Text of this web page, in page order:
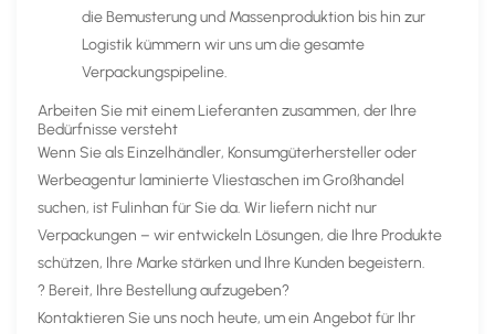
die Bemusterung und Massenproduktion bis hin zur
Logistik kümmern wir uns um die gesamte
Verpackungspipeline.
Arbeiten Sie mit einem Lieferanten zusammen, der Ihre
Bedürfnisse versteht
Wenn Sie als Einzelhändler, Konsumgüterhersteller oder
Werbeagentur laminierte Vliestaschen im Großhandel
suchen, ist Fulinhan für Sie da. Wir liefern nicht nur
Verpackungen – wir entwickeln Lösungen, die Ihre Produkte
schützen, Ihre Marke stärken und Ihre Kunden begeistern.
? Bereit, Ihre Bestellung aufzugeben?
Kontaktieren Sie uns noch heute, um ein Angebot für Ihr